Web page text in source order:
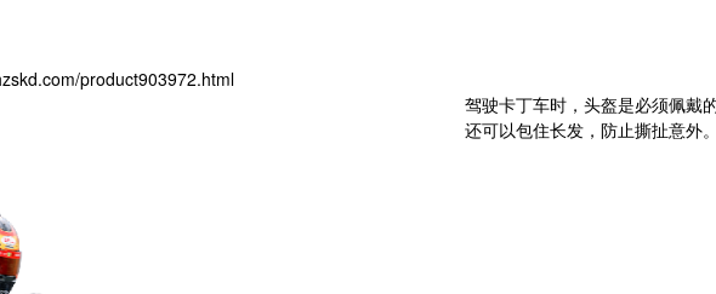
product903972.html
驾驶卡丁车时，头盔是必须佩戴
还可以包住长发，防止撕扯意外